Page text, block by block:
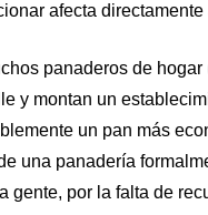
afecta
panaderos de
y montan un
un pan más
una panadería
gente, por la falta de